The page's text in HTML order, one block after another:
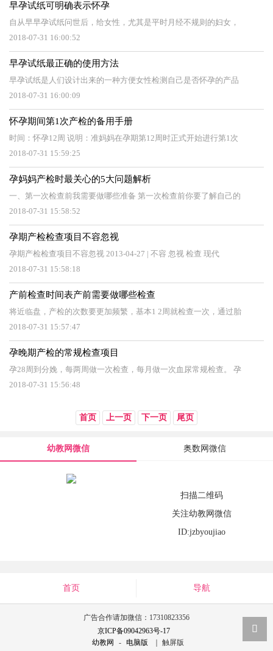
早孕试纸可明确表示怀孕
自从早早孕试纸问世后，给女性，尤其是平时月经不规则的妇女，
2018-07-31 16:00:52
早孕试纸最正确的使用方法
早孕试纸是人们设计出来的一种方便女性检测自己是否怀孕的产品
2018-07-31 16:00:09
怀孕期间第1次产检的备用手册
时间：怀孕12周 说明：准妈妈在孕期第12周时正式开始进行第1次
2018-07-31 15:59:25
孕妈妈产检时最关心的5大问题解析
一、第一次检查前我需要做哪些准备 第一次检查前你要了解自己的
2018-07-31 15:58:52
孕期产检检查项目不容忽视
孕期产检检查项目不容忽视 2013-04-27 | 不容 忽视 检查 现代
2018-07-31 15:58:18
产前检查时间表产前需要做哪些检查
将近临盘，产检的次数要更加频繁，基本1 2周就检查一次，通过胎
2018-07-31 15:57:47
孕晚期产检的常规检查项目
孕28周到分娩，每两周做一次检查，每月做一次血尿常规检查。 孕
2018-07-31 15:56:48
首页 上一页 下一页 尾页
幼教网微信 奥数网微信
扫描二维码
关注幼教网微信
ID:jzbyoujiao
首页 导航
广告合作请加微信：17310823356
京ICP备09042963号-17
幼教网
- 电脑版
｜ 触屏版